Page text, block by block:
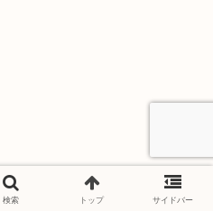
検索 トップ サイドバー